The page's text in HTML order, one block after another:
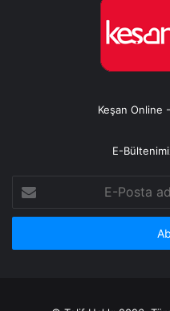
Keşan Online
E-
Posta
adresinizi